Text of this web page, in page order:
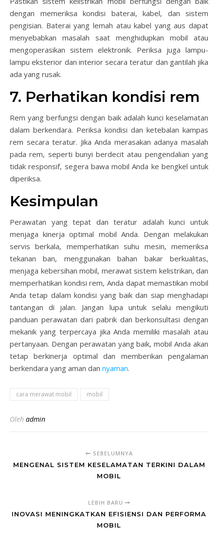
dengan memeriksa kondisi baterai, kabel, dan sistem
pengisian. Baterai yang lemah atau kabel yang aus dapat
menyebabkan masalah saat menghidupkan mobil atau
mengoperasikan sistem elektronik. Periksa juga lampu-
lampu eksterior dan interior secara teratur dan gantilah jika
ada yang rusak.
7. Perhatikan kondisi rem
Rem yang berfungsi dengan baik adalah kunci keselamatan
dalam berkendara. Periksa kondisi dan ketebalan kampas
rem secara teratur. Jika Anda merasakan adanya masalah
pada rem, seperti bunyi berdecit atau pengendalian yang
tidak responsif, segera bawa mobil Anda ke bengkel untuk
diperiksa.
Kesimpulan
Perawatan yang tepat dan teratur adalah kunci untuk
menjaga kinerja optimal mobil Anda. Dengan melakukan
servis berkala, memperhatikan suhu mesin, memeriksa
tekanan ban, menggunakan bahan bakar berkualitas,
menjaga kebersihan mobil, merawat sistem kelistrikan, dan
memperhatikan kondisi rem, Anda dapat memastikan mobil
Anda tetap dalam kondisi yang baik dan siap menghadapi
tantangan di jalan. Jangan lupa untuk selalu mengikuti
panduan perawatan dari pabrik dan berkonsultasi dengan
mekanik yang terpercaya jika Anda memiliki masalah atau
pertanyaan. Dengan perawatan yang baik, mobil Anda akan
tetap berkinerja optimal dan memberikan pengalaman
berkendara yang aman dan nyaman.
cara merawat mobil mobil
Oleh admin
SEBELUMNYA
MENGENAL SISTEM KESELAMATAN TERKINI DALAM
MOBIL
LEBIH BARU
INOVASI MENINGKATKAN EFISIENSI DAN PERFORMA
MOBIL